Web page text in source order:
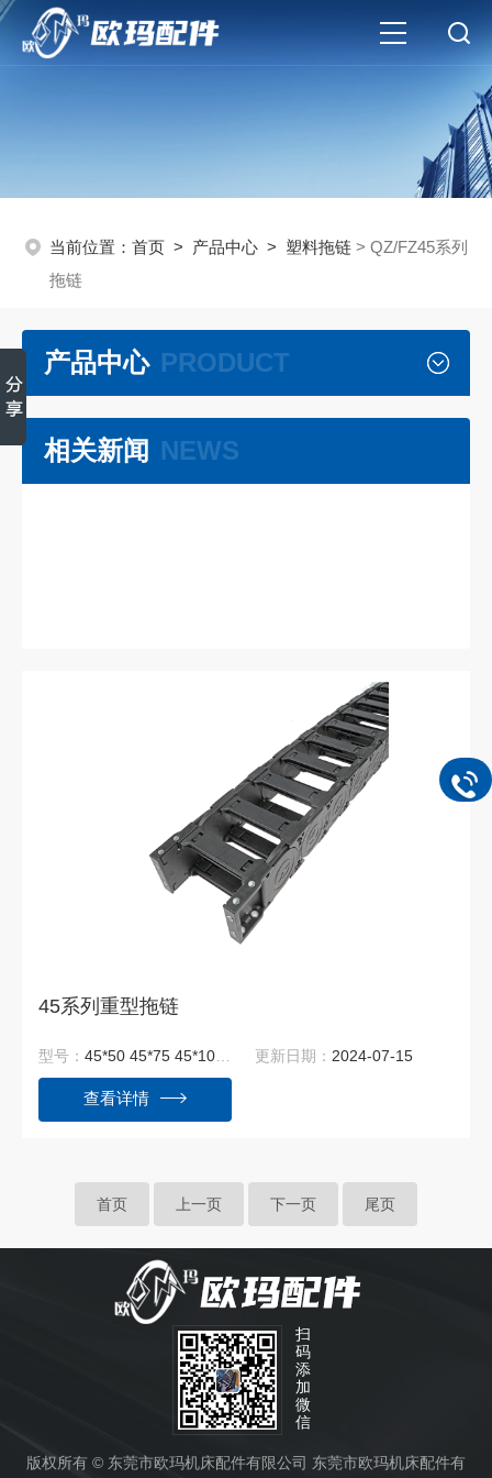
当前位置： 首页 > 产品中心 > 塑料拖链 > QZ/FZ45系列
拖链
PRODUCT
产品中心
NEWS
相关新闻
45系列重型拖链
型号： 45*50 45*75 45*100 45*125 45*150 45*175 45*200 45*250 更新日期： 2024-07-15
查看详情
首页 上一页 下一页 尾页
扫
码
添
加
微
信
版权所有 © 东莞市欧玛机床配件有限公司 东莞市欧玛机床配件有